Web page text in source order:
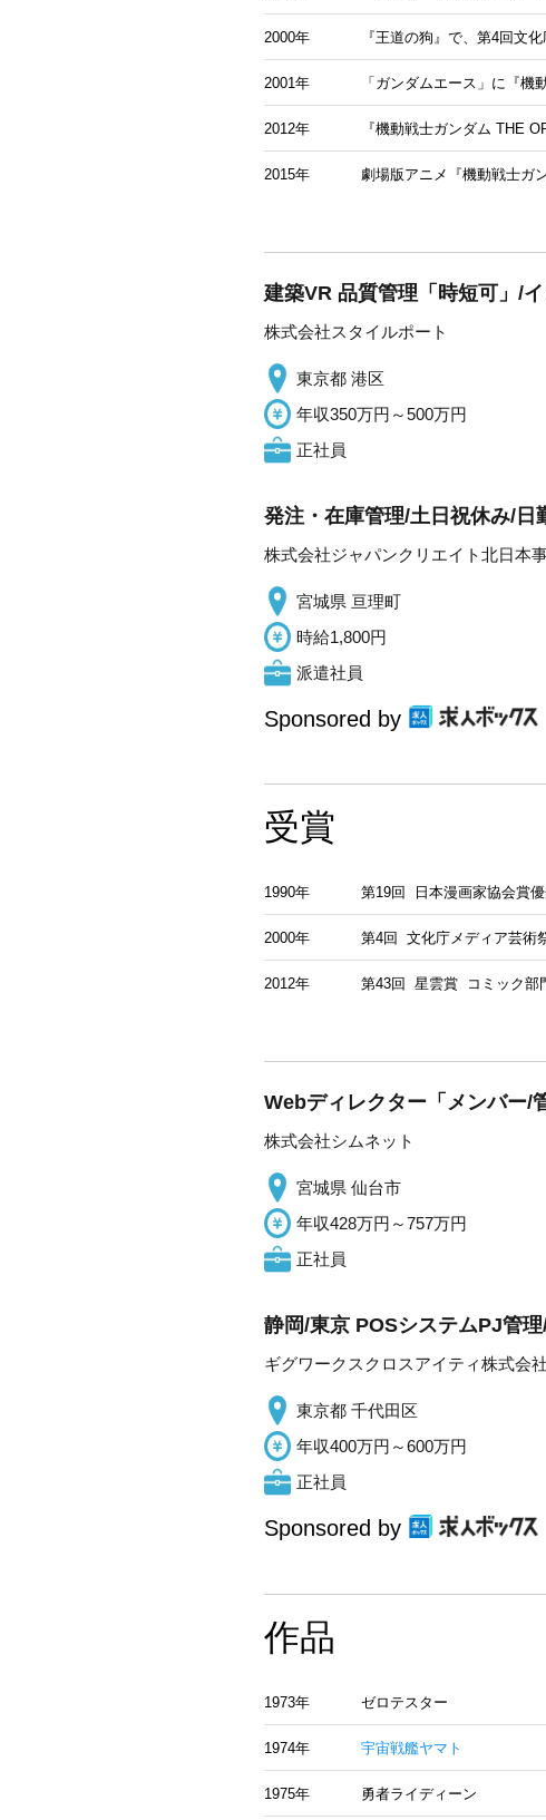
2000年 『王道の狗』で、第4回文
2001年 「ガンダムエース」に『機
2012年 『機動戦士ガンダム THE
2015年 劇場版アニメ『機動戦士ガ
建築VR 品質管理「時短可」/
株式会社スタイルポート
東京都 港区
年収350万円～500万円
正社員
発注・在庫管理/土日祝休み/
株式会社ジャパンクリエイト北日本
宮城県 亘理町
時給1,800円
派遣社員
Sponsored by
受賞
1990年 第19回 日本漫画家協会賞
2000年 第4回 文化庁メディア芸術
2012年 第43回 星雲賞 コミック部
Webディレクター「メンバー/
株式会社シムネット
宮城県 仙台市
年収428万円～757万円
正社員
静岡/東京 POSシステムPJ管
ギグワークスクロスアイティ株式会社
東京都 千代田区
年収400万円～600万円
正社員
Sponsored by
作品
1973年 ゼロテスター
1974年 宇宙戦艦ヤマト
1975年 勇者ライディーン